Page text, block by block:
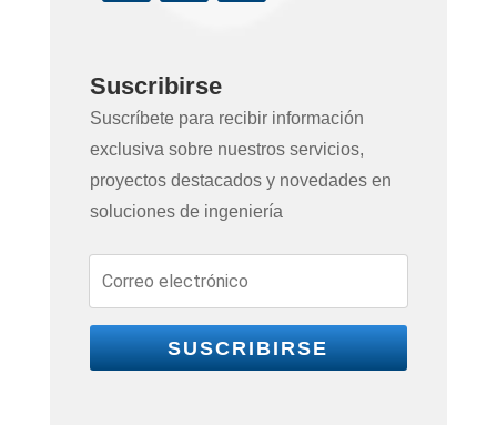
Suscribirse
Suscríbete para recibir información
exclusiva sobre nuestros servicios,
proyectos destacados y novedades en
soluciones de ingeniería
SUSCRIBIRSE